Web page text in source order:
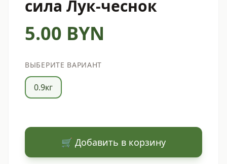
сила Лук-чеснок
5.00 BYN
ВЫБЕРИТЕ ВАРИАНТ
0.9кг
🛒 Добавить в корзину